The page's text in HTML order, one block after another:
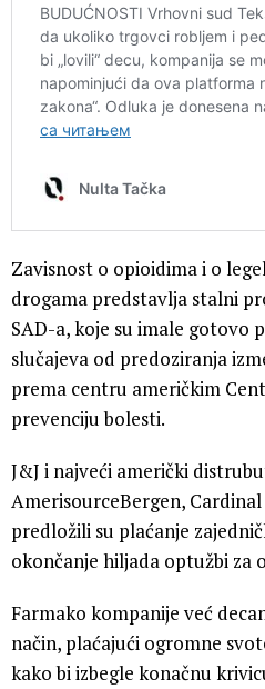
Zavisnost o opioidima i o
drogama predstavlja stalni
SAD-a, koje su imale gotovo
slučajeva od predoziranja
prema centru američkim
prevenciju bolesti.
J&J i najveći američki
AmerisourceBergen,
predložili su plaćanje
okončanje hiljada optužbi za
Farmako kompanije već
način, plaćajući ogromne
kako bi izbegle konačnu